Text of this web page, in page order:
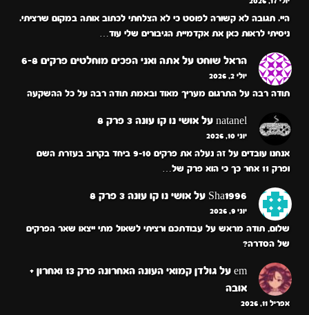
היי. תגובה לא קשורה לפוסט כי לא הצלחתי לכתוב אותה במקום שרציתי.
ניסיתי לראות כאן את אקדמיית הגיבורים שלי עוד…
הראל שוחט על אתה ואני הפכים מוחלטים פרקים 6-8
יולי 2, 2026
תודה רבה על התרגום מעריך מאוד ובאמת תודה רבה על כל ההשקעה
natanel על אושי נו קו עונה 3 פרק 8
יוני 10, 2026
אנחנו עובדים על זה נעלה את פרקים 9-10 ביחד בקרוב בעזרת השם
ופרק 11 אחר כך כי הוא פרק של…
Sha1996 על אושי נו קו עונה 3 פרק 8
יוני 9, 2026
שלום, תודה מראש על עבודתכם ורציתי לשאול מתי ייצאו שאר הפרקים
של הסדרה?
em על
גולדן קמואי העונה האחרונה פרק 13 ואחרון +
אובה
אפריל 11, 2026